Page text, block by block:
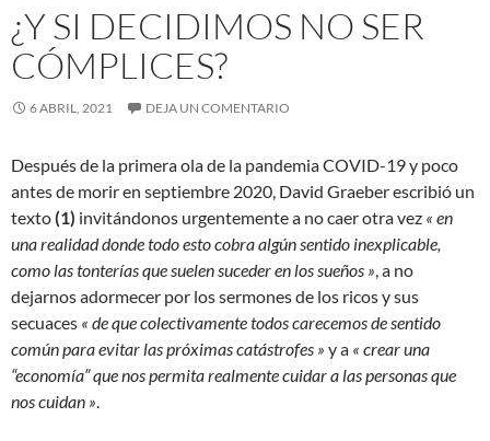
¿Y SI DECIDIMOS NO SER
CÓMPLICES?
6 ABRIL, 2021 DEJA UN COMENTARIO
Después de la primera ola de la pandemia COVID-19 y poco
antes de morir en septiembre 2020, David Graeber escribió un
texto(1) invitándonos urgentemente a no caer otra vez « en
una realidad donde todo esto cobra algún sentido inexplicable,
como las tonterías que suelen suceder en los sueños », a no
dejarnos adormecer por los sermones de los ricos y sus
secuaces « de que colectivamente todos carecemos de sentido
común para evitar las próximas catástrofes » y a « crear una
“economía” que nos permita realmente cuidar a las personas que
nos cuidan ».